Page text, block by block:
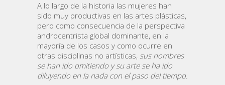
A lo largo de la historia las mujeres han
sido muy productivas en las artes plásticas,
pero como consecuencia de la perspectiva
androcentrista global dominante, en la
mayoría de los casos y como ocurre en
otras disciplinas no artísticas, sus nombres
se han ido omitiendo y su arte se ha ido
diluyendo en la nada con el paso del tiempo.